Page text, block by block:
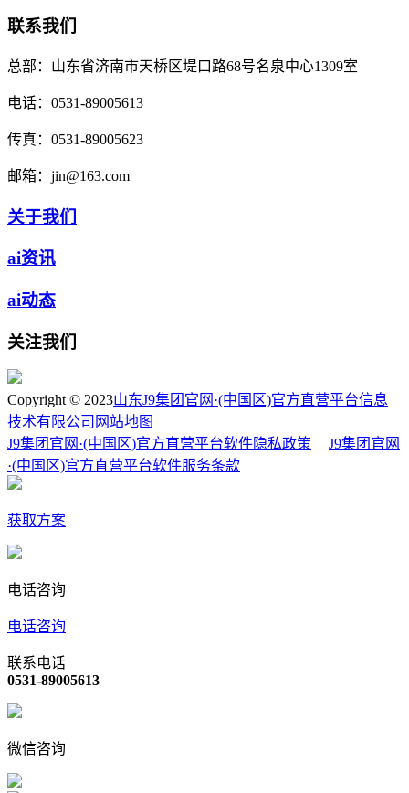
联系我们
总部： 山东省济南市天桥区堤口路68号名泉中心1309室
电话： 0531-89005613
传真： 0531-89005623
邮箱： jin@163.com
关于我们
ai资讯
ai动态
关注我们
Copyright © 2023山东J9集团官网·(中国区)官方直营平台信息
技术有限公司 网站地图
J9集团官网·(中国区)官方直营平台软件隐私政策
J9集团官网
·(中国区)官方直营平台软件服务条款
获取方案
电话咨询
电话咨询
联系电话
0531-89005613
微信咨询